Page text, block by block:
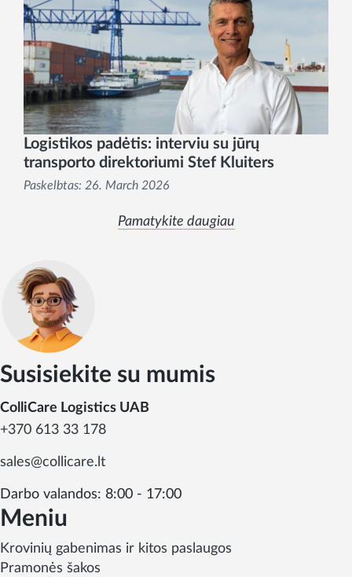
Logistikos padėtis: interviu su jūrų
transporto direktoriumi Stef Kluiters
Paskelbtas: 26. March 2026
Pamatykite daugiau
Susisiekite su mumis
ColliCare Logistics UAB
+370 613 33 178
sales@collicare.lt
Darbo valandos: 8:00 - 17:00
Meniu
Krovinių gabenimas ir kitos paslaugos
Pramonės šakos